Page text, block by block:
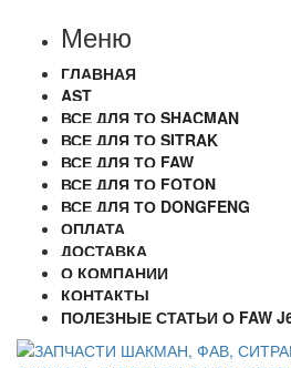
Меню
ГЛАВНАЯ
AST
ВСЕ ДЛЯ ТО SHACMAN
ВСЕ ДЛЯ ТО SITRAK
ВСЕ ДЛЯ ТО FAW
ВСЕ ДЛЯ ТО FOTON
ВСЕ ДЛЯ ТО DONGFENG
ОПЛАТА
ДОСТАВКА
О КОМПАНИИ
КОНТАКТЫ
ПОЛЕЗНЫЕ СТАТЬИ О FAW